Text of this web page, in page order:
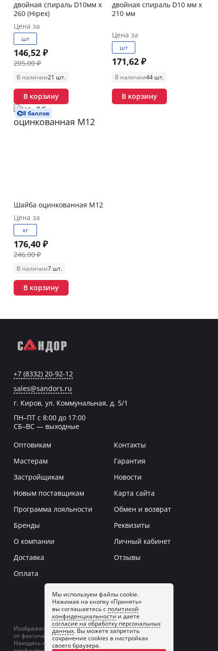
двойная спираль D10мм x
260 (Hipex)
Цена за
шт
146,52 ₽
205,00 ₽
В наличии21 шт.
В корзину
двойная спираль D10 мм x
210 мм
Цена за
шт
171,62 ₽
В наличии44 шт.
В корзину
8 баллов
Шайба оцинкованная М12
Цена за
кг
176,40 ₽
246,00 ₽
В наличии7 шт.
В корзину
Мы используем файлы cookie.
Нажимая на кнопку «Принять»
вы соглашаетесь с политикой
конфиденциальности и даете
согласие на обработку персональных
данных. Вы можете запретить
сохранение cookies в настройках
своего браузера.
+7 (8332) 20-92-12
sales@sandors.ru
г. Киров, ул. Коммунальная, д. 5/1
ПН–ПТ с 8:00 до 17:00
СБ–ВС — выходные
Оптовикам
Мастерам
Застройщикам
Новым поставщикам
Программа лояльности
Бренды
О компании
Доставка
Оплата
Контакты
Гарантия
Новости
Карта сайта
Обмен и возврат
Реквизиты
Личный кабинет
Отзывы
Заказать звонок
Изображение товаров на сайте может отличаться
от фактического изображения.
Находясь на сайте, вы принимаетеполитику